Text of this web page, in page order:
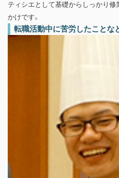
ティシエとして基礎からしっかり
かけです。
転職活動中に苦労したことな